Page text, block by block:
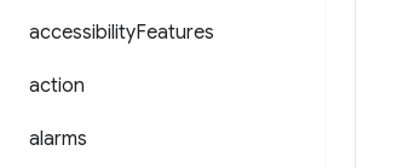
accessibilityFeatures
action
alarms